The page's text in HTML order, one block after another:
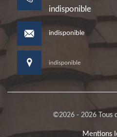
indisponible
indisponible
indisponible
©2026 - 2026 Tous
Mentions